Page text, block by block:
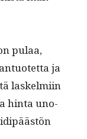
pulaa,
ja
laskelmi­in
hin­ta uno­